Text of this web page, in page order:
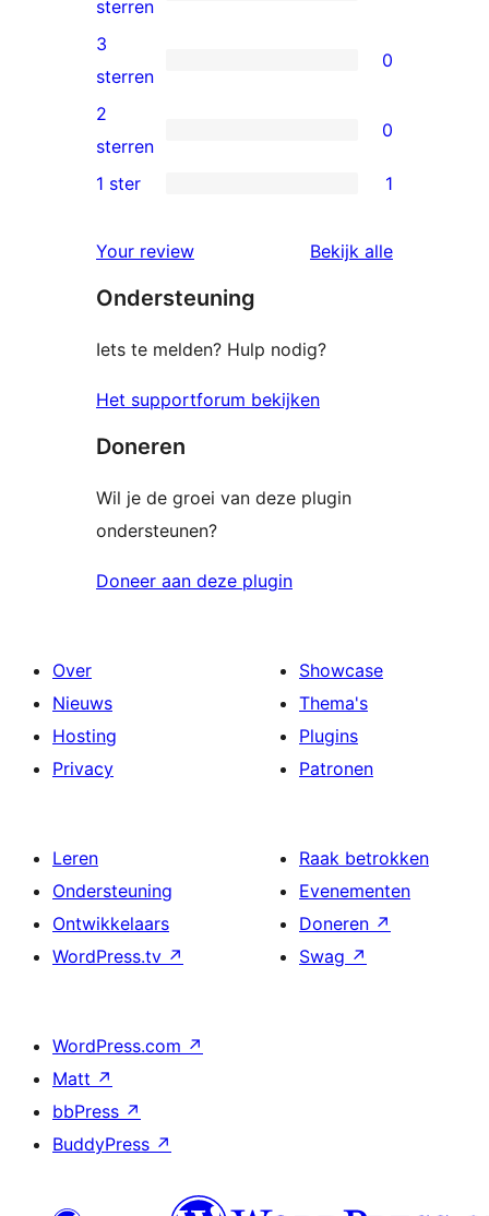
beoordelingen
0
4
sterren
beoordelingen
sterren
0
3
sterren
beoordelingen
3
sterren
0
0
2
beoordelingen
2
sterren
0
ster
beoordeling
1 ster 1
Your review Bekijk alle
Ondersteuning
Iets te melden? Hulp nodig?
Het supportforum bekijken
Doneren
Wil je de groei van deze plugin
ondersteunen?
Doneer aan deze plugin
Over
Nieuws
Hosting
Privacy
Showcase
Thema's
Plugins
Patronen
Leren
Ondersteuning
Ontwikkelaars
WordPress.tv ↗
Raak betrokken
Evenementen
Doneren ↗
Swag ↗
WordPress.com ↗
Matt ↗
bbPress ↗
BuddyPress ↗